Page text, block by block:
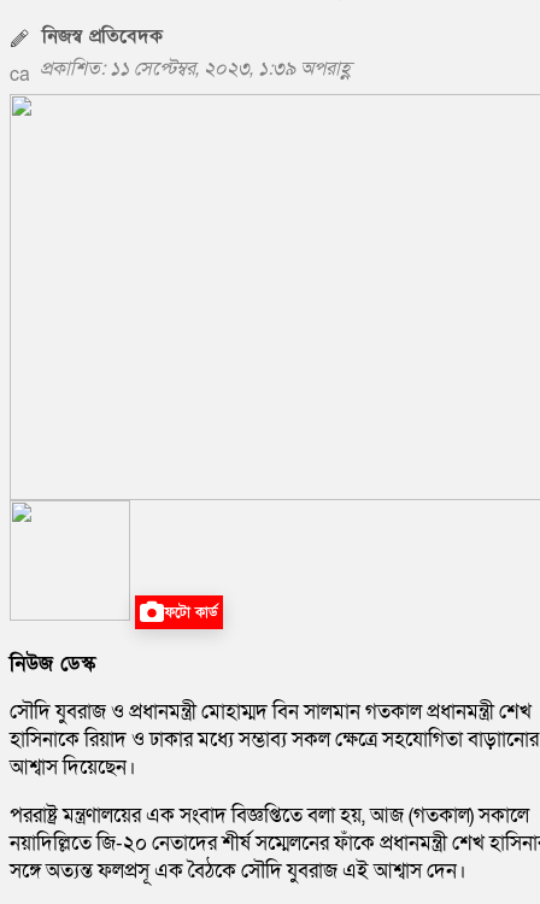
নিজস্ব প্রতিবেদক
প্রকাশিত: ১১ সেপ্টেম্বর, ২০২৩, ১:৩৯ অপরাহ্ণ
ফটো কার্ড
নিউজ ডেস্ক
সৌদি যুবরাজ ও প্রধানমন্ত্রী মোহাম্মদ বিন সালমান গতকাল প্রধানমন্ত্রী শেখ
হাসিনাকে রিয়াদ ও ঢাকার মধ্যে সম্ভাব্য সকল ক্ষেত্রে সহযোগিতা বাড়াানোর
আশ্বাস দিয়েছেন।
পররাষ্ট্র মন্ত্রণালয়ের এক সংবাদ বিজ্ঞপ্তিতে বলা হয়, আজ (গতকাল) সকালে
নয়াদিল্লিতে জি-২০ নেতাদের শীর্ষ সম্মেলনের ফাঁকে প্রধানমন্ত্রী শেখ
সঙ্গে অত্যন্ত ফলপ্রসূ এক বৈঠকে সৌদি যুবরাজ এই আশ্বাস দেন।